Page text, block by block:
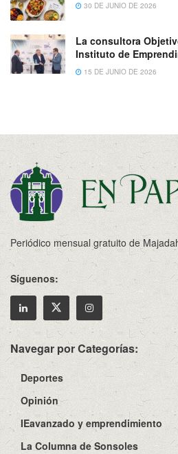
30 DE JUNIO DE 2026
La consultora
Instituto de
15 DE JUNIO DE 2026
Periódico mensual gratuito de
Síguenos:
Navegar por Categorías:
Deportes
Opinión
IEavanzado y emprendimiento
La Columna de Sonsoles